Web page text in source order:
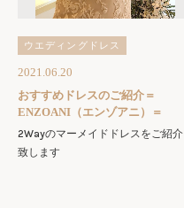
ウエディングドレス
2021.06.20
おすすめドレスのご紹介＝
ENZOANI（エンゾアニ）＝
2Wayのマーメイドドレスをご紹介
致します